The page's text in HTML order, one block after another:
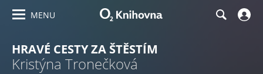
MENU
HRAVÉ CESTY ZA ŠTĚSTÍM
Kristýna Tronečková